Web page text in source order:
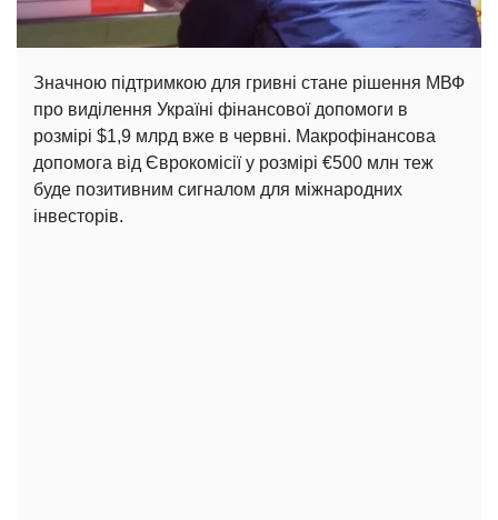
Значною підтримкою для гривні стане рішення МВФ
про виділення Україні фінансової допомоги в
розмірі $1,9 млрд вже в червні. Макрофінансова
допомога від Єврокомісії у розмірі €500 млн теж
буде позитивним сигналом для міжнародних
інвесторів.